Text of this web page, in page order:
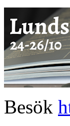
Besök